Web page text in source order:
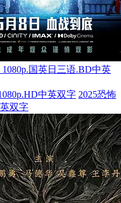
国英日三语.BD中英
2025恐怖
双字